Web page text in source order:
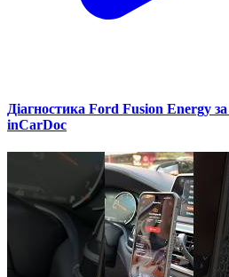
Діагностика Ford Fusion Energy
inCarDoc